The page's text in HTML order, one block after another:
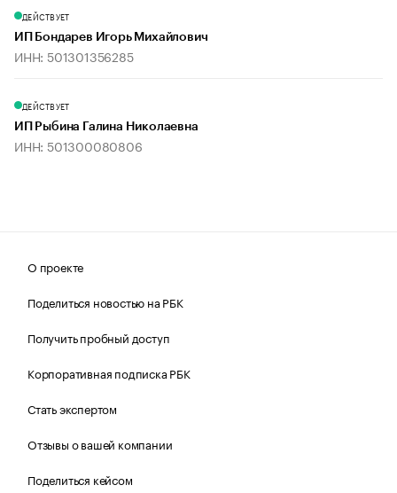
ДЕЙСТВУЕТ
ИП Бондарев Игорь Михайлович
ИНН: 501301356285
ДЕЙСТВУЕТ
ИП Рыбина Галина Николаевна
ИНН: 501300080806
О проекте
Поделиться новостью на РБК
Получить пробный доступ
Корпоративная подписка РБК
Стать экспертом
Отзывы о вашей компании
Поделиться кейсом